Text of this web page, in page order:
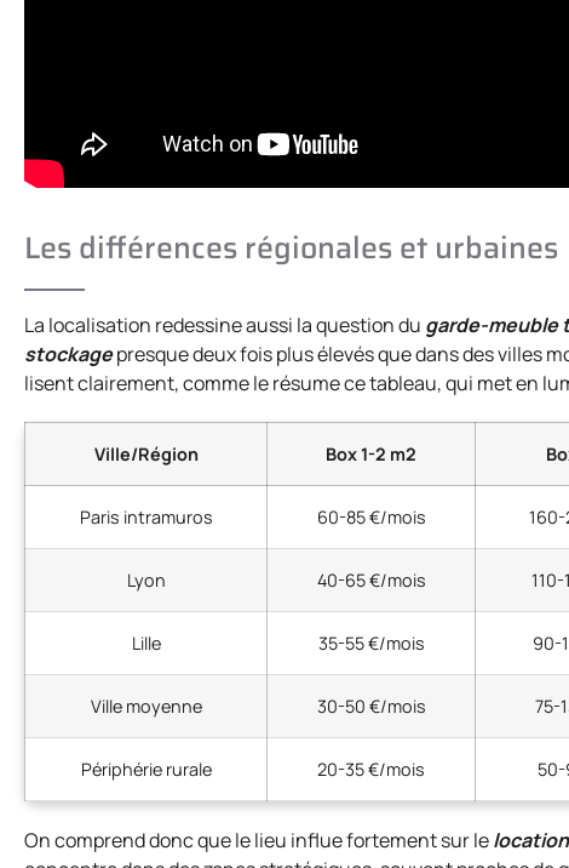
Les différences régionales et urbaines
La localisation redessine aussi la question du garde-meuble
stockagepresque deux fois plus élevés que dans des villes
lisent clairement, comme le résume ce tableau, qui met en
Ville/Région Box 1-2 m2
Paris intramuros 60-85 €/mois
Lyon 40-65 €/mois
Lille 35-55 €/mois 90-
Ville moyenne 30-50 €/mois 75-
Périphérie rurale 20-35 €/mois
On comprend donc que le lieu influe fortement sur le